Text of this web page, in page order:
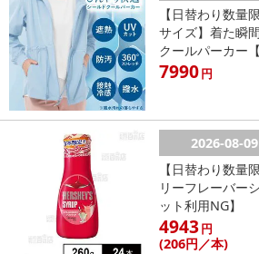
【日替わり数量
サイズ】着た瞬
クールパーカー
7990円
2026-08-
【日替わり数量
リーフレーバー
ット利用NG】
4943円
(206円 ／本)